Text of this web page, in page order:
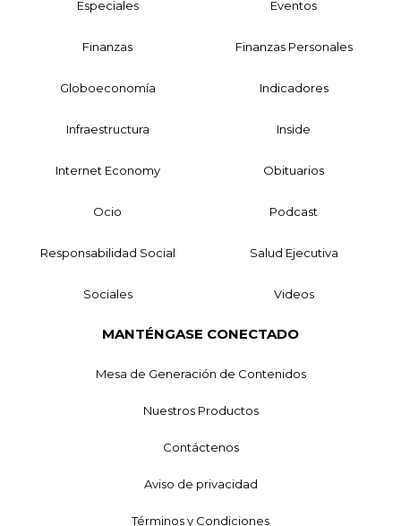
Especiales Eventos
Finanzas Finanzas Personales
Globoeconomía Indicadores
Infraestructura Inside
Internet Economy Obituarios
Ocio Podcast
Responsabilidad Social Salud Ejecutiva
Sociales Videos
MANTÉNGASE CONECTADO
Mesa de Generación de Contenidos
Nuestros Productos
Contáctenos
Aviso de privacidad
Términos y Condiciones